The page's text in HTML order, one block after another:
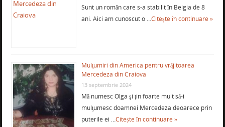
Sunt un român care s-a stabilit în Belgia de 8
ani. Aici am cunoscut o …Citește în continuare »
Mulţumiri din America pentru vrăjitoarea
Mercedeza din Craiova
13 septembrie 2024
Mă numesc Olga şi ţin foarte mult să-i
mulţumesc doamnei Mercedeza deoarece prin
puterile ei …Citește în continuare »